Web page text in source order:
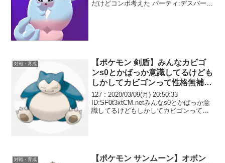
だけどコンボ考えた パーティ:デスバー
対戦・育成
【ポケモン 剣盾】みんなカビゴ
ンs0とかばっか意識してるけども
しかしてカビゴンって性格無補正
が最強か？
127 : 2020/03/09(月) 20:50:33
ID:SF0t3xtCM.netみんなs0とかばっか意
識してるけどもしかしてカビゴンって性
対戦・育成
【ポケモン サンムーン】オボン